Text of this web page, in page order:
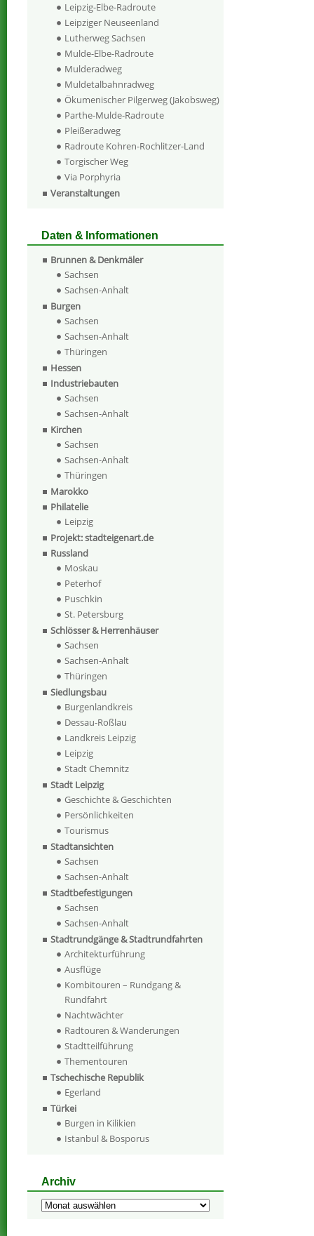
Leipzig-Elbe-Radroute
Leipziger Neuseenland
Lutherweg Sachsen
Mulde-Elbe-Radroute
Mulderadweg
Muldetalbahnradweg
Ökumenischer Pilgerweg (Jakobsweg)
Parthe-Mulde-Radroute
Pleißeradweg
Radroute Kohren-Rochlitzer-Land
Torgischer Weg
Via Porphyria
Veranstaltungen
Daten & Informationen
Brunnen & Denkmäler
Sachsen
Sachsen-Anhalt
Burgen
Sachsen
Sachsen-Anhalt
Thüringen
Hessen
Industriebauten
Sachsen
Sachsen-Anhalt
Kirchen
Sachsen
Sachsen-Anhalt
Thüringen
Marokko
Philatelie
Leipzig
Projekt: stadteigenart.de
Russland
Moskau
Peterhof
Puschkin
St. Petersburg
Schlösser & Herrenhäuser
Sachsen
Sachsen-Anhalt
Thüringen
Siedlungsbau
Burgenlandkreis
Dessau-Roßlau
Landkreis Leipzig
Leipzig
Stadt Chemnitz
Stadt Leipzig
Geschichte & Geschichten
Persönlichkeiten
Tourismus
Stadtansichten
Sachsen
Sachsen-Anhalt
Stadtbefestigungen
Sachsen
Sachsen-Anhalt
Stadtrundgänge & Stadtrundfahrten
Architekturführung
Ausflüge
Kombitouren – Rundgang &
Rundfahrt
Nachtwächter
Radtouren & Wanderungen
Stadtteilführung
Thementouren
Tschechische Republik
Egerland
Türkei
Burgen in Kilikien
Istanbul & Bosporus
Archiv
Archiv